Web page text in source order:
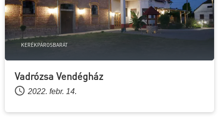
KERÉKPÁROSBARÁT
Vadrózsa Vendégház
2022. febr. 14.